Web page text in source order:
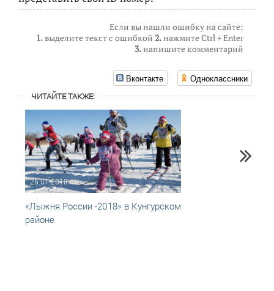
Если вы нашли ошибку на сайте:
1.выделите текст с ошибкой 2.нажмите Ctrl + Enter
3.напишите комментарий
Вконтакте Одноклассники
ЧИТАЙТЕ ТАКЖЕ:
26.01.2018
«Лыжня России -2018» в Кунгурском
районе